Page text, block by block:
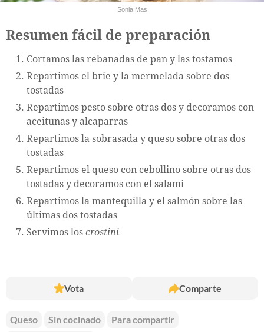
Sonia Mas
Resumen fácil de preparación
Cortamos las rebanadas de pan y las tostamos
Repartimos el brie y la mermelada sobre dos
tostadas
Repartimos pesto sobre otras dos y decoramos con
aceitunas y alcaparras
Repartimos la sobrasada y queso sobre otras dos
tostadas
Repartimos el queso con cebollino sobre otras dos
tostadas y decoramos con el salami
Repartimos la mantequilla y el salmón sobre las
últimas dos tostadas
Servimos los crostini
Vota Comparte
Queso Sin cocinado
Para compartir